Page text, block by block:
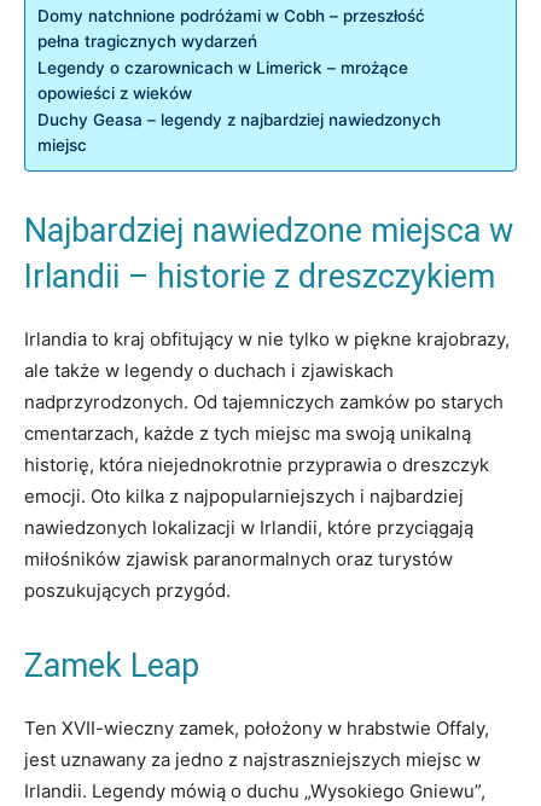
Domy natchnione ‌podróżami w Cobh –​ przeszłość
pełna ⁢tragicznych wydarzeń
Legendy o czarownicach w ‌Limerick ⁤– mrożące
opowieści‍ z wieków
Duchy Geasa⁢ – ‍legendy z najbardziej nawiedzonych
miejsc
Najbardziej nawiedzone miejsca w
Irlandii – historie z​ dreszczykiem
Irlandia to kraj obfitujący⁣ w nie tylko w piękne ‍krajobrazy,
ale‍ także‍ w legendy o duchach i zjawiskach
nadprzyrodzonych. Od tajemniczych zamków ⁣po ⁢starych
cmentarzach, każde z ⁣tych⁢ miejsc ma swoją ⁤unikalną
historię, ​która ⁣niejednokrotnie przyprawia o dreszczyk
emocji. ⁣Oto⁢ kilka ⁣z najpopularniejszych i najbardziej
nawiedzonych‍ lokalizacji w Irlandii, które przyciągają
miłośników zjawisk paranormalnych oraz turystów‌
poszukujących⁤ przygód.
Zamek Leap
Ten XVII-wieczny⁢ zamek, położony ​w hrabstwie Offaly,
jest uznawany za⁤ jedno z⁢ najstraszniejszych ​miejsc ‍w
Irlandii.⁣ Legendy mówią ​o duchu „Wysokiego Gniewu”,​